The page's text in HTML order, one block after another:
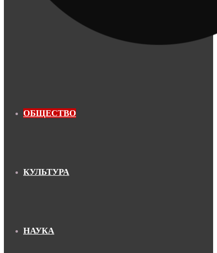
ОБЩЕСТВО
КУЛЬТУРА
НАУКА